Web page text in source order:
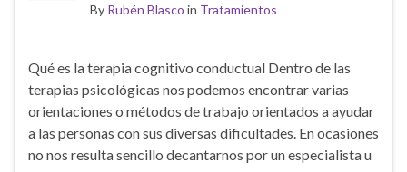
By Rubén Blasco in Tratamientos
Qué es la terapia cognitivo conductual Dentro de las
terapias psicológicas nos podemos encontrar varias
orientaciones o métodos de trabajo orientados a ayudar
a las personas con sus diversas dificultades. En ocasiones
no nos resulta sencillo decantarnos por un especialista u